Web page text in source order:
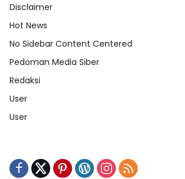
Disclaimer
Hot News
No Sidebar Content Centered
Pedoman Media Siber
Redaksi
User
User